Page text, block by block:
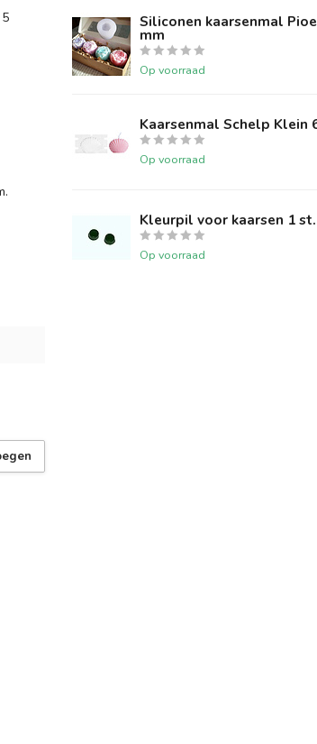
Siliconen kaarsenmal
mm
Op voorraad
Kaarsenmal Schelp Klein
Op voorraad
Kleurpil voor kaarsen 1
Op voorraad